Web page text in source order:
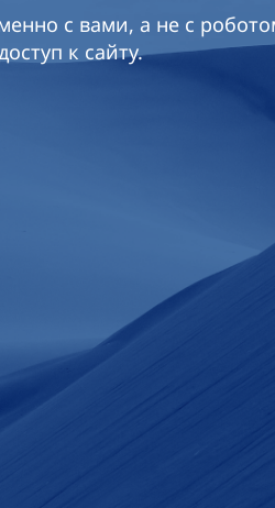
с вами, а не с
к сайту.